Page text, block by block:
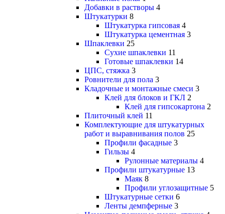
Добавки в растворы 4
Штукатурки 8
Штукатурка гипсовая 4
Штукатурка цементная 3
Шпаклевки 25
Сухие шпаклевки 11
Готовые шпаклевки 14
ЦПС, стяжка 3
Ровнители для пола 3
Кладочные и монтажные смеси 3
Клей для блоков и ГКЛ 2
Клей для гипсокартона 2
Плиточный клей 11
Комплектующие для штукатурных
работ и выравнивания полов 25
Профили фасадные 3
Гильзы 4
Рулонные материалы 4
Профили штукатурные 13
Маяк 8
Профили углозащитные 5
Штукатурные сетки 6
Ленты демпферные 3